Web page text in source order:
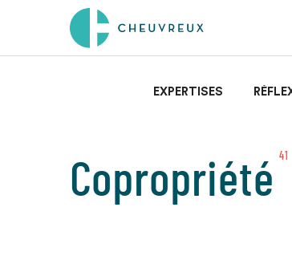
EXPERTISES
Copropriété 41